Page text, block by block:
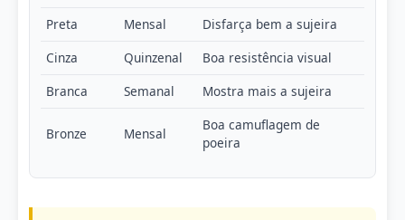
Preta Mensal
Disfarça bem a sujeira
Cinza
Quinzenal
Boa resistência visual
Branca
Semanal Mostra mais a sujeira
Bronze Mensal
Boa camuflagem de
poeira